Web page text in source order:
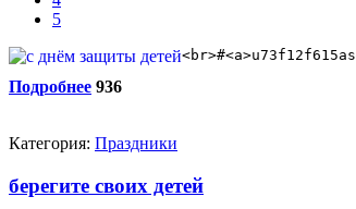
5
Подробнее 936
Категория: Праздники
берегите своих детей